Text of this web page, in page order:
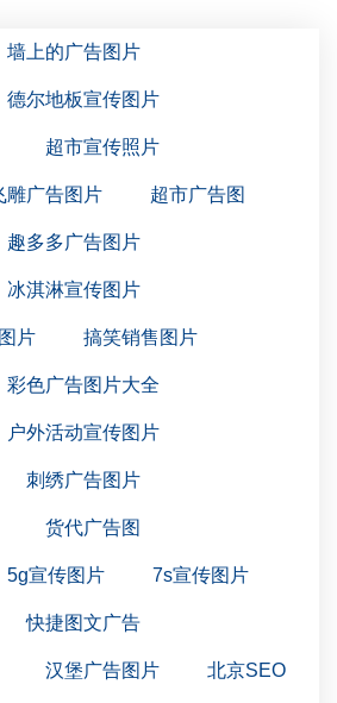
墙上的广告图片
德尔地板宣传图片
超市宣传照片
雕广告图片 超市广告图
趣多多广告图片
冰淇淋宣传图片
片 搞笑销售图片
彩色广告图片大全
户外活动宣传图片
刺绣广告图片
货代广告图
5g宣传图片 7s宣传图片
快捷图文广告
汉堡广告图片 北京SEO